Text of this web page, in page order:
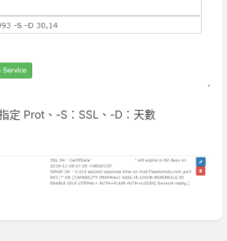
定 Prot、-S：SSL、-D：天數